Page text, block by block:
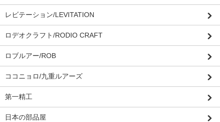
レビテーション/LEVITATION
ロデオクラフト/RODIO CRAFT
ロブルアー/ROB
ココニョロ/九重ルアーズ
第一精工
日本の部品屋